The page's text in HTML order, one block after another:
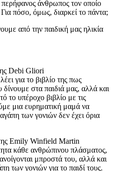
άνθρωπος τον οποίο
Για πόσο, όμως, διαρκεί το πάντα;
από την παιδική μας ηλικία
Debi Gliori
για το βιβλίο της πως
δίνουμε στα παιδιά μας, αλλά και
το υπέροχο βιβλίο με τις
μια ευρηματική μαμά να
των γονιών δεν έχει όρια
Emily Winfield Martin
κάθε ανθρώπινου πλάσματος,
μπροστά του, αλλά και
των γονιών για το παιδί τους.